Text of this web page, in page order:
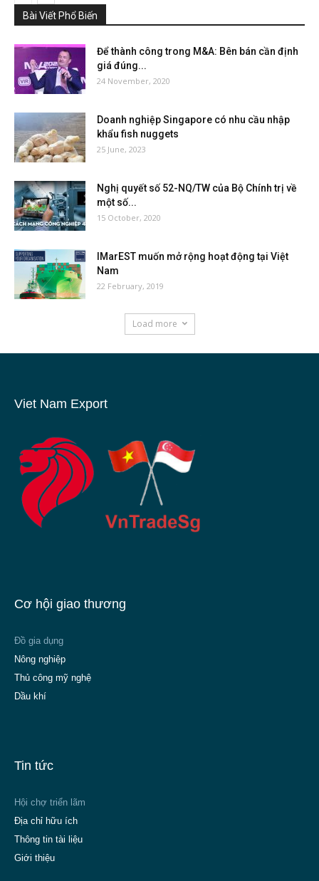
Bài Viết Phổ Biến
Để thành công trong M&A: Bên bán cần định
giá đúng...
24 November, 2020
Doanh nghiệp Singapore có nhu cầu nhập
khẩu fish nuggets
25 June, 2023
Nghị quyết số 52-NQ/TW của Bộ Chính trị về
một số...
15 October, 2020
IMarEST muốn mở rộng hoạt động tại Việt
Nam
22 February, 2019
Load more
Viet Nam Export
Cơ hội giao thương
Đồ gia dụng
Nông nghiệp
Thủ công mỹ nghệ
Dầu khí
Tin tức
Hội chợ triển lãm
Địa chỉ hữu ích
Thông tin tài liệu
Giới thiệu